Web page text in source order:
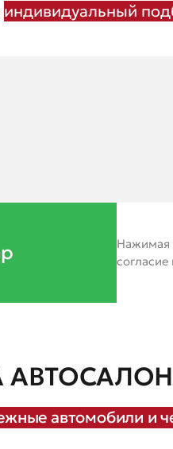
индивидуальный
Нажимая
согласие
автомобили и